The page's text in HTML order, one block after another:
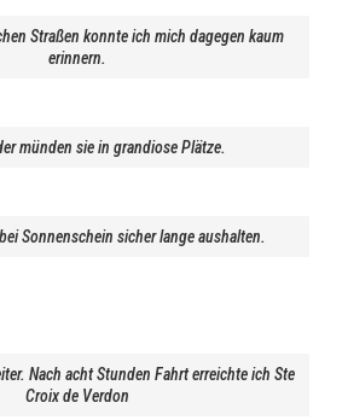
Straßen konnte ich mich dagegen kaum
erinnern.
münden sie in grandiose Plätze.
Sonnenschein sicher lange aushalten.
Nach acht Stunden Fahrt erreichte ich Ste
Croix de Verdon